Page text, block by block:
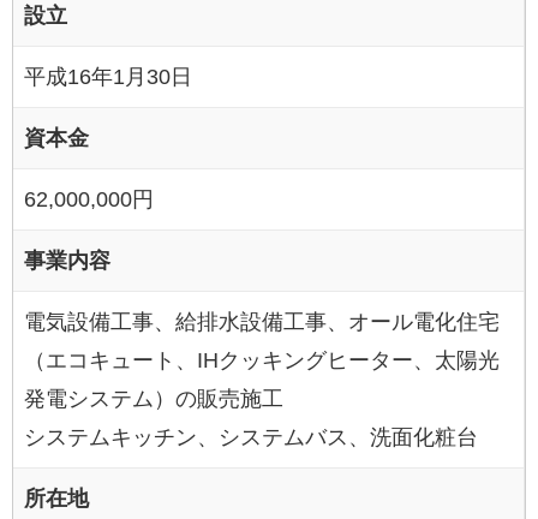
設立
平成16年1月30日
資本金
62,000,000円
事業内容
電気設備工事、給排水設備工事、オール電化住宅
（エコキュート、IHクッキングヒーター、太陽光
発電システム）の販売施工
システムキッチン、システムバス、洗面化粧台
所在地